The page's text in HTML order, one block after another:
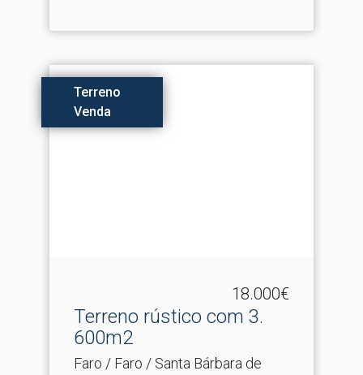
Terreno
Venda
18.000€
Terreno rústico com 3.​
600m2
Faro / Faro / Santa Bárbara de